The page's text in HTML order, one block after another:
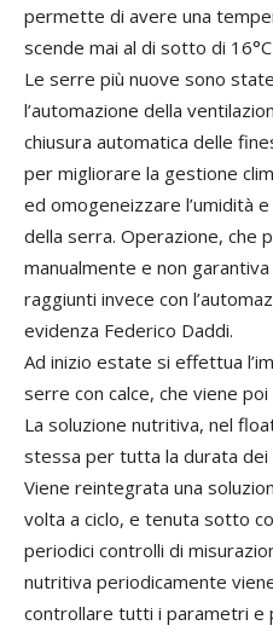
permette di avere una
scende mai al di sotto di
Le serre più nuove sono
l’automazione della
chiusura automatica delle
per migliorare la gestione
ed omogeneizzare l’umidità
della serra. Operazione, che
manualmente e non
raggiunti invece con
evidenza Federico Daddi.
Ad inizio estate si effettua
serre con calce, che viene
La soluzione nutritiva, nel
stessa per tutta la durata dei
Viene reintegrata una
volta a ciclo, e tenuta sotto
periodici controlli di
nutritiva periodicamente
controllare tutti i parametri e